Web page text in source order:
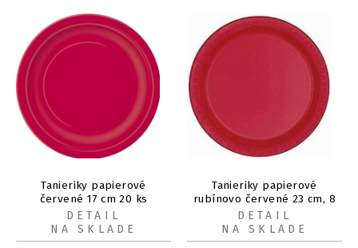
Tanieriky papierové
červené 17 cm 20 ks
DETAIL
NA SKLADE
Tanieriky papierové
rubínovo červené 23 cm, 8
ks
DETAIL
NA SKLADE